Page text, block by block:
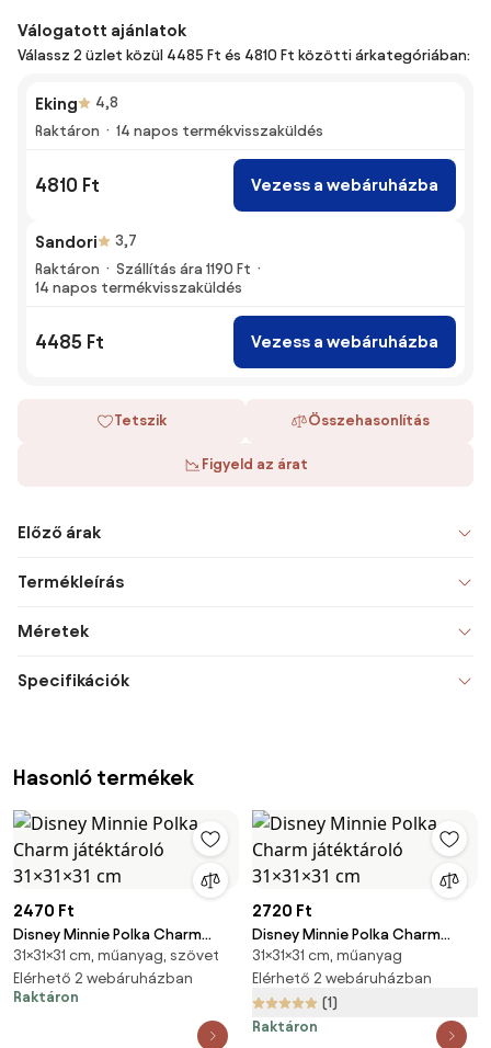
Válogatott ajánlatok
Válassz 2 üzlet közül 4485 Ft és 4810 Ft közötti árkategóriában:
Eking
4,8
Raktáron
14 napos termékvisszaküldés
4810 Ft Vezess a webáruházba
Sandori
3,7
Raktáron
Szállítás ára 1190 Ft
14 napos termékvisszaküldés
4485 Ft Vezess a webáruházba
Tetszik Összehasonlítás
Figyeld az árat
Előző árak
Termékleírás
Méretek
Specifikációk
Hasonló termékek
2470 Ft
Disney Minnie Polka Charm
játéktároló 31×31×31 cm
31×31×31 cm, műanyag, szövet
Elérhető 2 webáruházban
Raktáron
2720 Ft
Disney Minnie Polka Charm
játéktároló 31×31×31 cm
31×31×31 cm, műanyag
Elérhető 2 webáruházban
(1)
Raktáron